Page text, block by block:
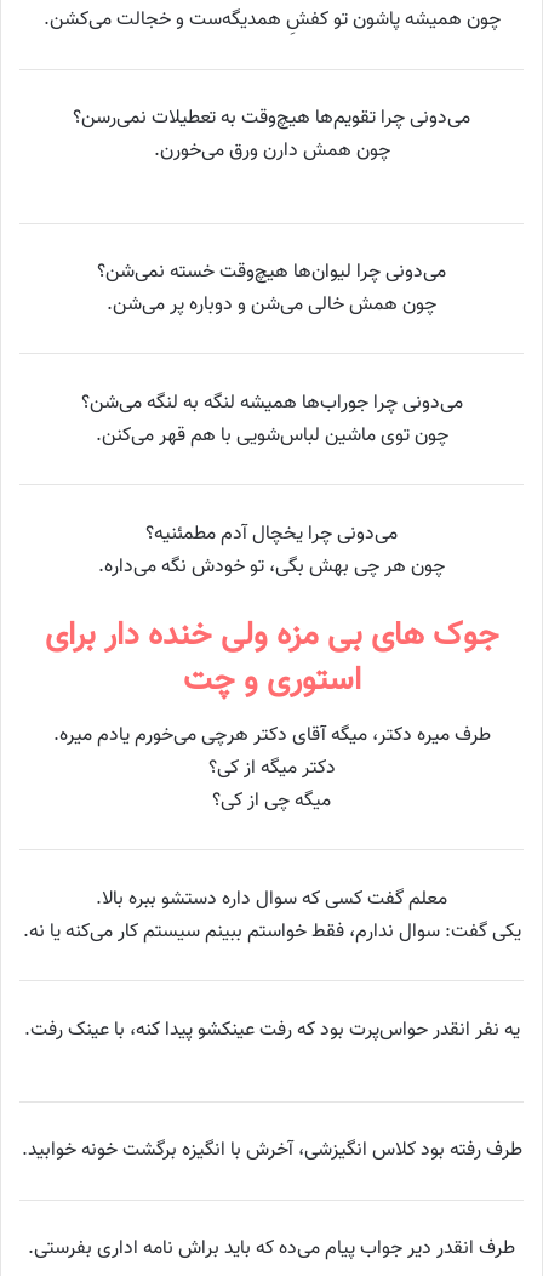
چون همیشه پاشون تو کفشِ همدیگه‌ست و خجالت می‌کشن.
می‌دونی چرا تقویم‌ها هیچ‌وقت به تعطیلات نمی‌رسن؟
چون همش دارن ورق می‌خورن.
می‌دونی چرا لیوان‌ها هیچ‌وقت خسته نمی‌شن؟
چون همش خالی می‌شن و دوباره پر می‌شن.
می‌دونی چرا جوراب‌ها همیشه لنگه به لنگه می‌شن؟
چون توی ماشین لباس‌شویی با هم قهر می‌کنن.
می‌دونی چرا یخچال آدم مطمئنیه؟
چون هر چی بهش بگی، تو خودش نگه می‌داره.
جوک های بی مزه ولی خنده دار برای
استوری و چت
طرف میره دکتر، میگه آقای دکتر هرچی می‌خورم یادم میره.
دکتر میگه از کی؟
میگه چی از کی؟
معلم گفت کسی که سوال داره دستشو ببره بالا.
یکی گفت: سوال ندارم، فقط خواستم ببینم سیستم کار می‌کنه یا نه.
یه نفر انقدر حواس‌پرت بود که رفت عینکشو پیدا کنه، با عینک رفت.
طرف رفته بود کلاس انگیزشی، آخرش با انگیزه برگشت خونه خوابید.
طرف انقدر دیر جواب پیام می‌ده که باید براش نامه اداری بفرستی.